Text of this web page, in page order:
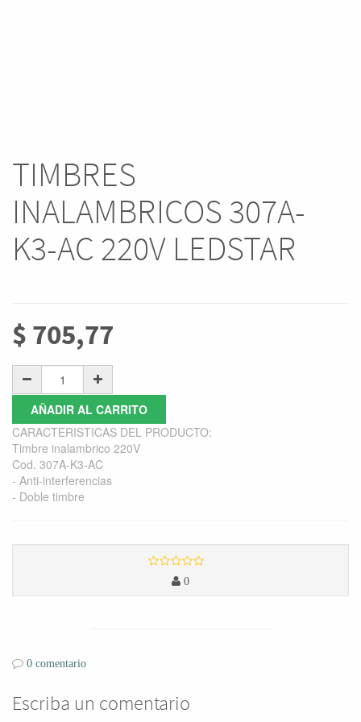
TIMBRES
INALAMBRICOS 307A-
K3-AC 220V LEDSTAR
$ 705,77
AÑADIR AL CARRITO
CARACTERISTICAS DEL PRODUCTO:
Timbre inalambrico 220V
Cod. 307A-K3-AC
- Anti-interferencias
- Doble timbre
0
0 comentario
Escriba un comentario